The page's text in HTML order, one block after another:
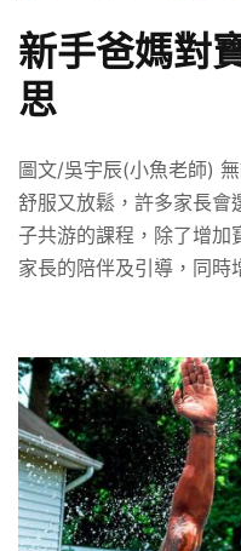
新手爸媽對
思
圖文/吳宇辰(小魚老師)
舒服又放鬆，許多家長會
子共游的課程，除了增加
家長的陪伴及引導，同